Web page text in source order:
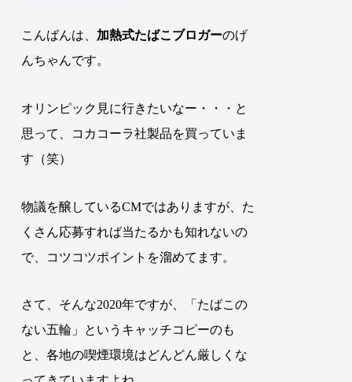
こんばんは、 加熱式たばこブロガーのげ
んちゃんです。
オリンピック見に行きたいなー・・・と
思って、コカコーラ社製品を買っていま
す（笑）
物議を醸しているCMではありますが、た
くさん応募すれば当たるかも知れないの
で、コツコツポイントを溜めてます。
さて、そんな2020年ですが、「たばこの
ない五輪」というキャッチコピーのも
と、各地の喫煙環境はどんどん厳しくな